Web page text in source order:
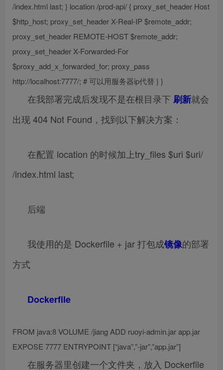
/index.html last; } location /prod-api/ { proxy_set_header Host
$http_host; proxy_set_header X-Real-IP $remote_addr;
proxy_set_header REMOTE-HOST $remote_addr;
proxy_set_header X-Forwarded-For
$proxy_add_x_forwarded_for; proxy_pass
http://localhost:7777/; # 可以用服务器ip代替 } }
在我部署完成后发现不是在根目录下 刷新就会
出现 404 Not Found，找到以下解决方案：
在配置 location 的时候加上try_files $uri $uri/
/index.html last;
后端
我使用的是 Dockerfile + jar 打包成镜像的部署
方式
Dockerfile
FROM java:8 VOLUME /jiang ADD ruoyi-admin.jar app.jar
EXPOSE 7777 ENTRYPOINT [“java”,”-jar”,”app.jar”]
在服务器里创建一个文件夹，放入 Dockerfile